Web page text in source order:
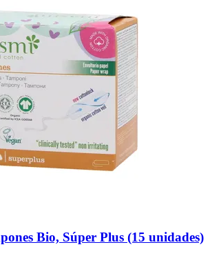
Bio, Súper Plus (15 unidades)